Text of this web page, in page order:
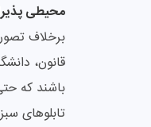
محیطی
باشند که